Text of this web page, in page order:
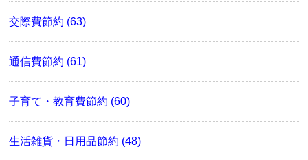
交際費節約 (63)
通信費節約 (61)
子育て・教育費節約 (60)
生活雑貨・日用品節約 (48)